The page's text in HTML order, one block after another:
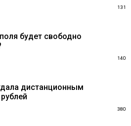
131
будет свободно
140
дистанционным
380